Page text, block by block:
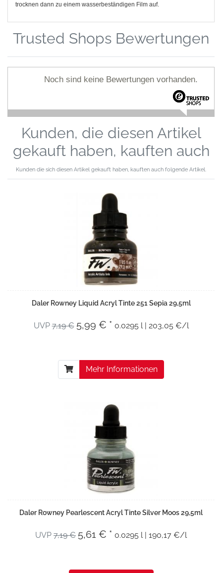
trocknen dann zu einem wasserbeständigen Film auf.
Trusted Shops Bewertungen
Noch sind keine Bewertungen vorhanden.
Kunden, die diesen Artikel
gekauft haben, kauften auch
Kunden die sich diesen Artikel gekauft haben, kauften auch folgende Artikel.
Daler Rowney Liquid Acryl Tinte 251 Sepia 29,5ml
UVP7,19 € 5,99 € * 0.0295 l | 203,05 €/l
Mehr Informationen
Daler Rowney Pearlescent Acryl Tinte Silver Moos 29,5ml
UVP 7,19 € 5,61 € * 0.0295 l | 190,17 €/l